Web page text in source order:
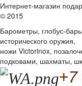
Интернет-магазин
© 2015
Барометры, глобус-
исторического оружия,
ножи Victorinox,
подковами, шахматы,
+7